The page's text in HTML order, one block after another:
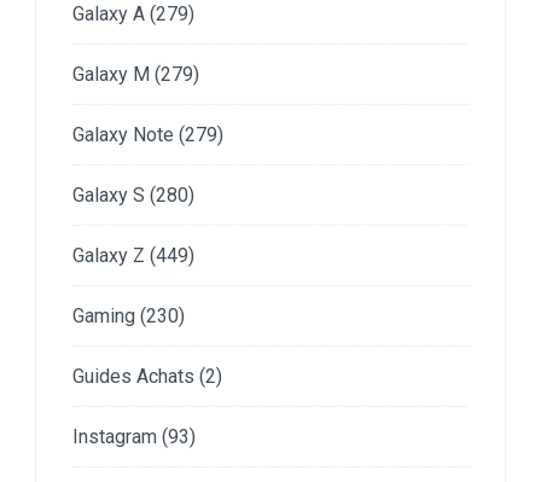
Galaxy A (279)
Galaxy M (279)
Galaxy Note (279)
Galaxy S (280)
Galaxy Z (449)
Gaming (230)
Guides Achats (2)
Instagram (93)